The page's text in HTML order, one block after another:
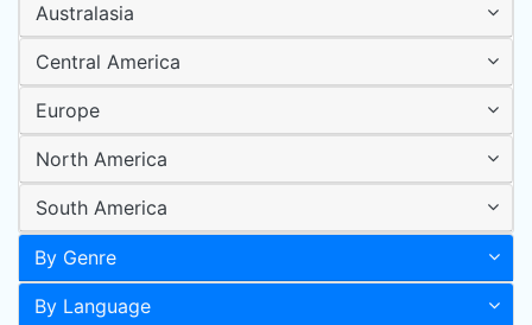
Australasia
Central America
Europe
North America
South America
By Genre
By Language